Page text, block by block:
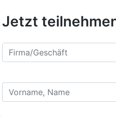
Jetzt